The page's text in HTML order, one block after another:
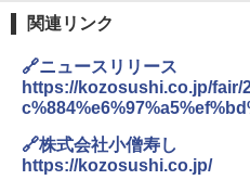
関連リンク
🔗ニュースリリース
https://kozosushi.co.jp/fair/
🔗株式会社小僧寿し
https://kozosushi.co.jp/